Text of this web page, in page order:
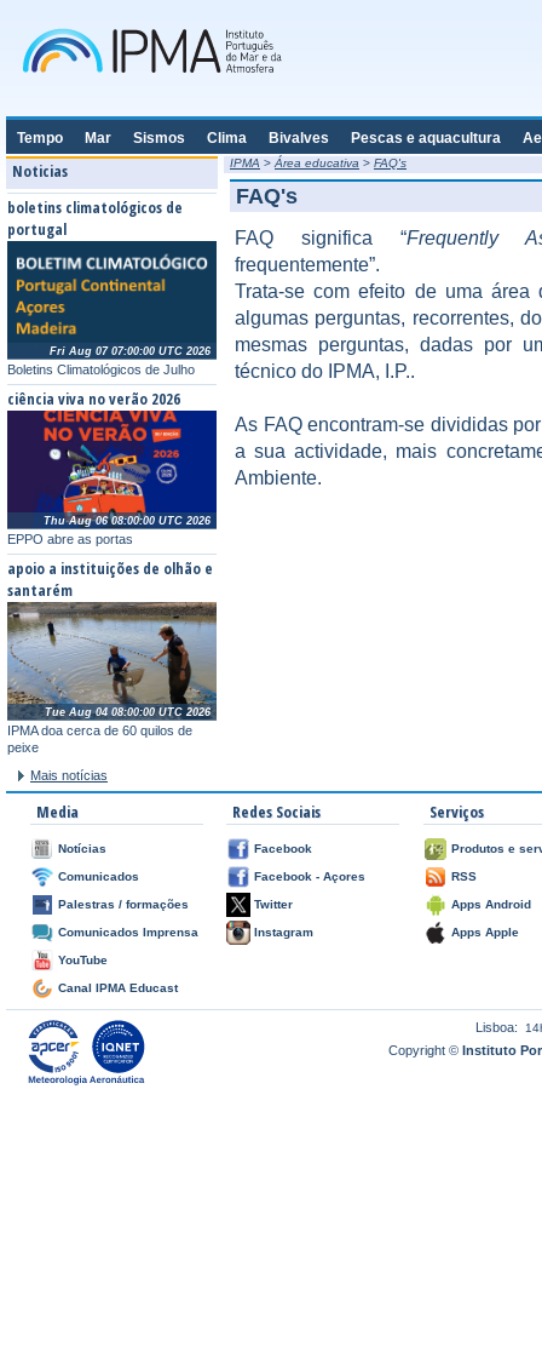
Tempo Mar Sismos Clima Bivalves Pescas e aquacultura
Noticias
boletins climatológicos de
portugal
Boletins Climatológicos de Julho
Fri Aug 07 07:00:00 UTC 2026
ciência viva no verão 2026
EPPO abre as portas
Thu Aug 06 08:00:00 UTC 2026
apoio a instituições de olhão e
santarém
IPMA doa cerca de 60 quilos de
peixe
Tue Aug 04 08:00:00 UTC 2026
Mais notícias
IPMA > Área educativa > FAQ's
FAQ's
FAQ significa “Frequently
frequentemente”.
Trata-se com efeito de uma
algumas perguntas, recorrentes,
mesmas perguntas, dadas por
técnico do IPMA, I.P..
As FAQ encontram-se divididas
a sua actividade, mais
Ambiente.
Media
Notícias
Comunicados
Palestras / formações
Comunicados Imprensa
YouTube
Canal IPMA Educast
Redes Sociais
Facebook
Facebook - Açores
Twitter
Instagram
Serviços
Produtos e
RSS
Apps Android
Apps Apple
Lisboa:
Copyright ©Instituto